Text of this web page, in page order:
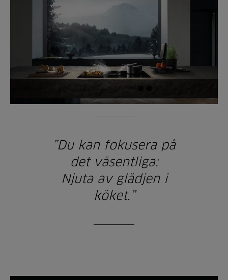
”Du kan fokusera på
det väsentliga:
Njuta av glädjen i
köket.”